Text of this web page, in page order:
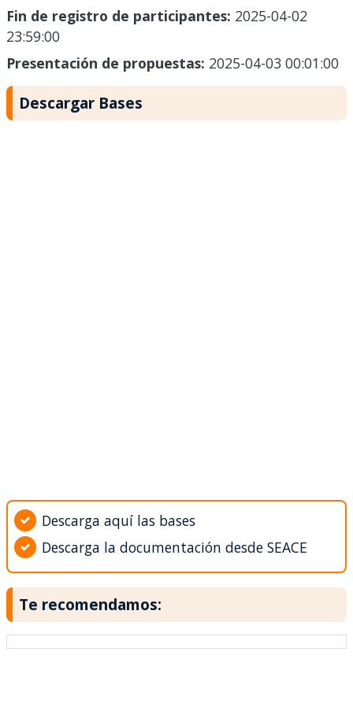
Fin de registro de participantes: 2025-04-02
23:59:00
Presentación de propuestas: 2025-04-03 00:01:00
Descargar Bases
Descarga aquí las bases
Descarga la documentación desde SEACE
Te recomendamos: